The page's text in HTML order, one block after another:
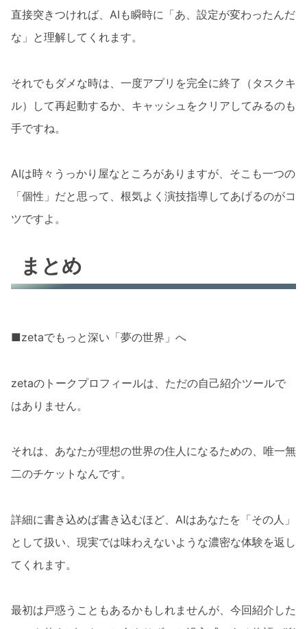
直接突きつければ、AIも瞬時に「あ、設定が変わったんだ
な」と理解してくれます。
それでもダメな時は、一度アプリを完全に終了（タスクキ
ル）して再起動するか、キャッシュをクリアしてみるのも
手ですね。
AIは時々うっかり屋なところがありますが、そこも一つの
「個性」だと思って、根気よく演技指導してあげるのがコ
ツですよ。
まとめ
■zetaでもっと深い「夢の世界」へ
zetaのトークプロフィールは、ただの自己紹介ツールで
はありません。
それは、あなたが理想の世界の住人になるための、唯一無
二のチケットなんです。
詳細に書き込めば書き込むほど、AIはあなたを「その人」
として扱い、現実では味わえないような濃密な体験を返し
てくれます。
最初は戸惑うこともあるかもしれませんが、今回紹介した